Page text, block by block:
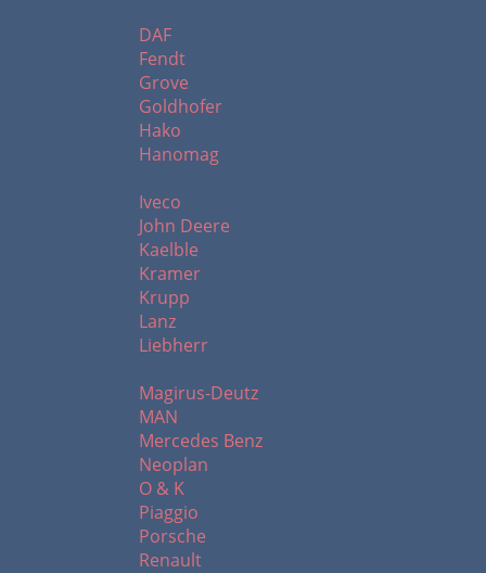
DAF
Fendt
Grove
Goldhofer
Hako
Hanomag
Iveco
John Deere
Kaelble
Kramer
Krupp
Lanz
Liebherr
Magirus-Deutz
MAN
Mercedes Benz
Neoplan
O & K
Piaggio
Porsche
Renault